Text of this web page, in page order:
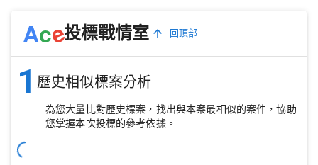
Ace投標戰情室 回頂部
1 歷史相似標案分析
為您大量比對歷史標案，找出與本案最相似的案件，協助
您掌握本次投標的參考依據。